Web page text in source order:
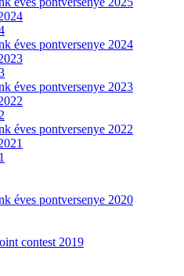
éves pontversenye 2024
éves pontversenye 2023
éves pontversenye 2022
éves pontversenye 2020
contest 2019